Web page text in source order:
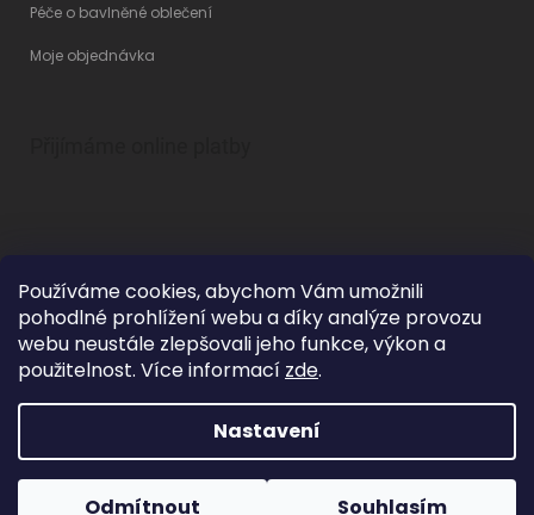
Používáme cookies, abychom Vám umožnili
pohodlné prohlížení webu a díky analýze provozu
webu neustále zlepšovali jeho funkce, výkon a
použitelnost. Více informací zde.
Nastavení
Odmítnout Souhlasím
Péče o bavlněné oblečení
Moje objednávka
Vytvořil Shoptet
Betty Mode. Všechna práva vyhrazena.
Grafický návrh vytvořil a na Shoptet implementovalTomáš Hlad